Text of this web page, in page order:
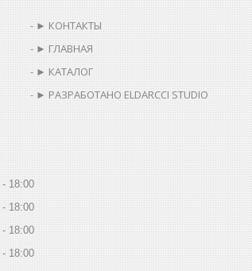
► КОНТАКТЫ
► ГЛАВНАЯ
► КАТАЛОГ
► РАЗРАБОТАНО ELDARCCI STUDIO
18:00
18:00
18:00
18:00